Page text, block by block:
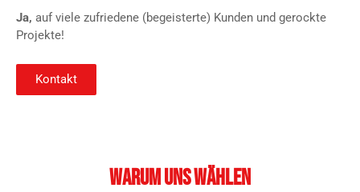
Ja, auf viele zufriedene (begeisterte) Kunden und gerockte
Projekte!
Kontakt
Warum uns wählen